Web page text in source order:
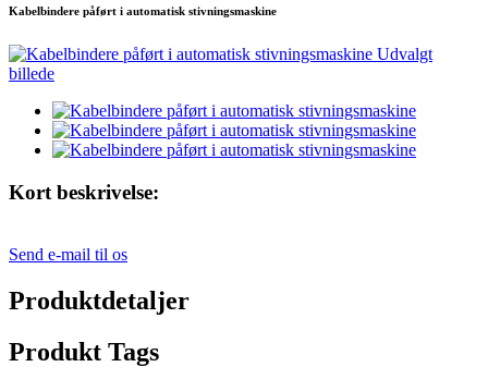
Kabelbindere påført i automatisk stivningsmaskine
Kort beskrivelse:
Send e-mail til os
Produktdetaljer
Produkt Tags